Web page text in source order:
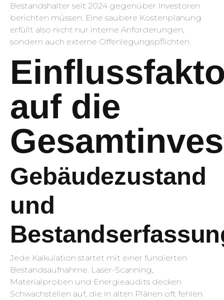
Bestandshalter seit 2024 gegenüber Investoren
berichten müssen. Eine saubere Kostenplanung
erfüllt also nicht nur interne Anforderungen,
sondern auch externe Offenlegungspflichten.
auf die
Gebäudezustand
und
Jede Kalkulation startet mit einer fundierten
Bestandsaufnahme. Laser-Scanning,
Materialproben und Energieaudits decken
Schwachstellen auf, die in alten Plänen oft fehlen.